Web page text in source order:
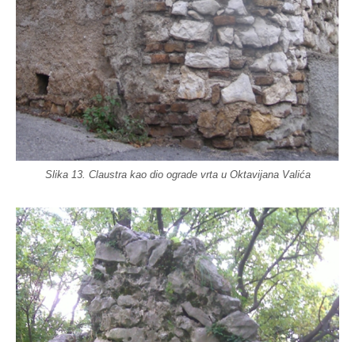
Slika 13. Claustra kao dio ograde vrta u Oktavijana Valića